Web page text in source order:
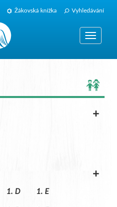
Žákovská knížka Vyhledávání
+
+
1. D 1. E